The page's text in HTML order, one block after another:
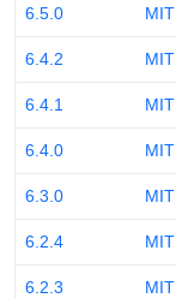
6.5.0 MIT
6.4.2 MIT
6.4.1 MIT
6.4.0 MIT
6.3.0 MIT
6.2.4 MIT
6.2.3 MIT